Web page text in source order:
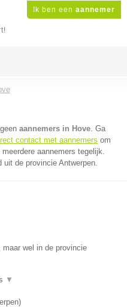
Ik ben een aannemer
aannemers in Hove. Ga
contact met aannemers om
aannemers tegelijk.
uit de provincie Antwerpen.
wel in de provincie
▼
)